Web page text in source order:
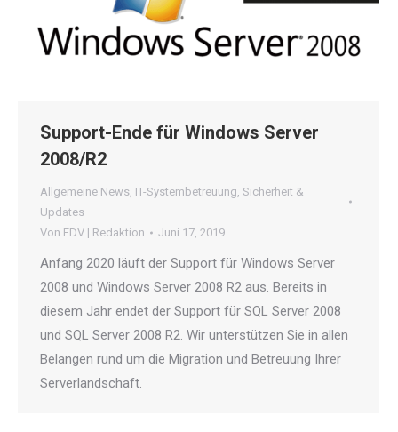
Support-Ende für Windows Server
2008/R2
Allgemeine News, IT-Systembetreuung, Sicherheit &
Updates
Von EDV | Redaktion Juni 17, 2019
Anfang 2020 läuft der Support für Windows Server
2008 und Windows Server 2008 R2 aus. Bereits in
diesem Jahr endet der Support für SQL Server 2008
und SQL Server 2008 R2. Wir unterstützen Sie in allen
Belangen rund um die Migration und Betreuung Ihrer
Serverlandschaft.